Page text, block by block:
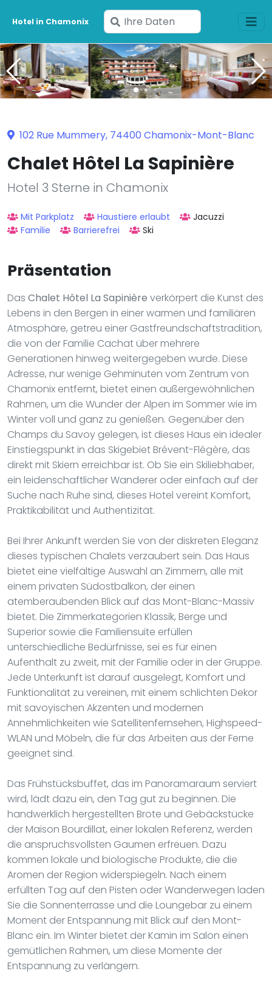
Hotel in Chamonix
Geben
Sie
Ihre
Daten
ein
102 Rue Mummery, 74400 Chamonix-Mont-Blanc
Chalet Hôtel La Sapinière
Hotel 3 Sterne in Chamonix
Mit Parkplatz Haustiere erlaubt
Jacuzzi
Familie
Barrierefrei Ski
Präsentation
Das Chalet Hôtel La Sapinière verkörpert die Kunst des
Lebens in den Bergen in einer warmen und familiären
Atmosphäre, getreu einer Gastfreundschaftstradition,
die von der Familie Cachat über mehrere
Generationen hinweg weitergegeben wurde. Diese
Adresse, nur wenige Gehminuten vom Zentrum von
Chamonix entfernt, bietet einen außergewöhnlichen
Rahmen, um die Wunder der Alpen im Sommer wie im
Winter voll und ganz zu genießen. Gegenüber den
Champs du Savoy gelegen, ist dieses Haus ein idealer
Einstiegspunkt in das Skigebiet Brévent-Flégère, das
direkt mit Skiern erreichbar ist. Ob Sie ein Skiliebhaber,
ein leidenschaftlicher Wanderer oder einfach auf der
Suche nach Ruhe sind, dieses Hotel vereint Komfort,
Praktikabilität und Authentizität.
Bei Ihrer Ankunft werden Sie von der diskreten Eleganz
dieses typischen Chalets verzaubert sein. Das Haus
bietet eine vielfältige Auswahl an Zimmern, alle mit
einem privaten Südostbalkon, der einen
atemberaubenden Blick auf das Mont-Blanc-Massiv
bietet. Die Zimmerkategorien Klassik, Berge und
Superior sowie die Familiensuite erfüllen
unterschiedliche Bedürfnisse, sei es für einen
Aufenthalt zu zweit, mit der Familie oder in der Gruppe.
Jede Unterkunft ist darauf ausgelegt, Komfort und
Funktionalität zu vereinen, mit einem schlichten Dekor
mit savoyischen Akzenten und modernen
Annehmlichkeiten wie Satellitenfernsehen, Highspeed-
WLAN und Möbeln, die für das Arbeiten aus der Ferne
geeignet sind.
Das Frühstücksbuffet, das im Panoramaraum serviert
wird, lädt dazu ein, den Tag gut zu beginnen. Die
handwerklich hergestellten Brote und Gebäckstücke
der Maison Bourdillat, einer lokalen Referenz, werden
die anspruchsvollsten Gaumen erfreuen. Dazu
kommen lokale und biologische Produkte, die die
Aromen der Region widerspiegeln. Nach einem
erfüllten Tag auf den Pisten oder Wanderwegen laden
Sie die Sonnenterrasse und die Loungebar zu einem
Moment der Entspannung mit Blick auf den Mont-
Blanc ein. Im Winter bietet der Kamin im Salon einen
gemütlichen Rahmen, um diese Momente der
Entspannung zu verlängern.